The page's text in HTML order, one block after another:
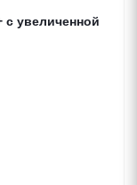
c увеличенной